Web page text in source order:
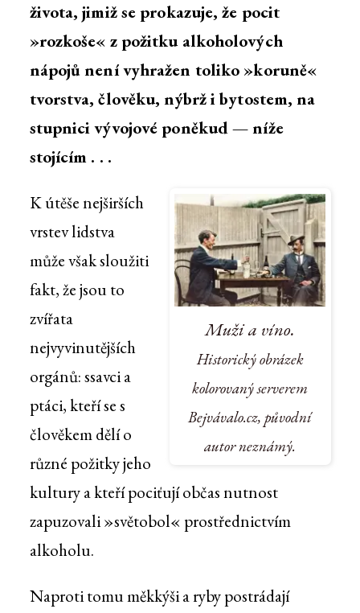
života, jimiž se prokazuje, že pocit
»rozkoše« z požitku alkoholových
nápojů není vyhražen toliko »koruně«
tvorstva, člověku, nýbrž i bytostem, na
stupnici vývojové poněkud — níže
stojícím . . .
Muži a víno.
Historický obrázek
kolorovaný serverem
Bejvávalo.cz, původní
autor neznámý.
K útěše nejširších
vrstev lidstva
může však sloužiti
fakt, že jsou to
zvířata
nejvyvinutějších
orgánů: ssavci a
ptáci, kteří se s
člověkem dělí o
různé požitky jeho
kultury a kteří pociťují občas nutnost
zapuzovali »světobol« prostřednictvím
alkoholu.
Naproti tomu měkkýši a ryby postrádají